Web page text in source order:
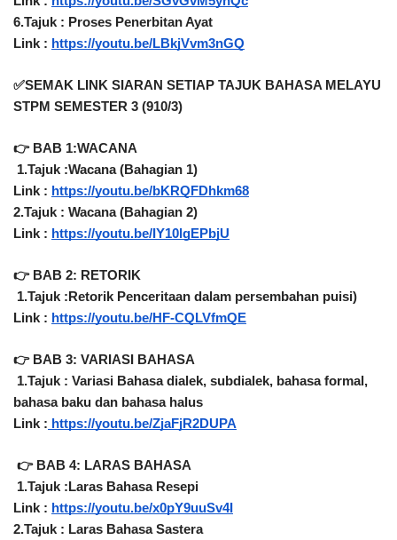
6.Tajuk : Proses Penerbitan Ayat
Link : https://youtu.be/LBkjVvm3nGQ
✅SEMAK LINK SIARAN SETIAP TAJUK BAHASA MELAYU
STPM SEMESTER 3 (910/3)
👉 BAB 1:WACANA
1.Tajuk :Wacana (Bahagian 1)
Link : https://youtu.be/bKRQFDhkm68
2.Tajuk : Wacana (Bahagian 2)
Link : https://youtu.be/IY10lgEPbjU
👉 BAB 2: RETORIK
1.Tajuk :Retorik Penceritaan dalam persembahan puisi)
Link : https://youtu.be/HF-CQLVfmQE
👉 BAB 3: VARIASI BAHASA
1.Tajuk : Variasi Bahasa dialek, subdialek, bahasa formal,
bahasa baku dan bahasa halus
Link : https://youtu.be/ZjaFjR2DUPA
👉 BAB 4: LARAS BAHASA
1.Tajuk :Laras Bahasa Resepi
Link : https://youtu.be/x0pY9uuSv4I
2.Tajuk : Laras Bahasa Sastera